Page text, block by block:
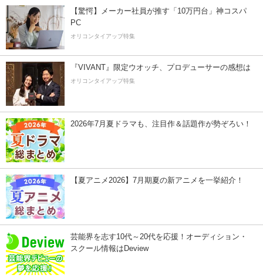
【驚愕】メーカー社員が推す「10万円台」神コスパ
PC
オリコンタイアップ特集
『VIVANT』限定ウオッチ、プロデューサーの感想は
オリコンタイアップ特集
2026年7月夏ドラマも、注目作＆話題作が勢ぞろい！
【夏アニメ2026】7月期夏の新アニメを一挙紹介！
芸能界を志す10代～20代を応援！オーディション・
スクール情報はDeview